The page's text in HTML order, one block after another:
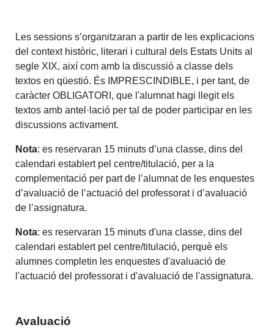
Les sessions s’organitzaran a partir de les explicacions
del context històric, literari i cultural dels Estats Units al
segle XIX, així com amb la discussió a classe dels
textos en qüestió. És IMPRESCINDIBLE, i per tant, de
caràcter OBLIGATORI, que l'alumnat hagi llegit els
textos amb antel·lació per tal de poder participar en les
discussions activament.
Nota: es reservaran 15 minuts d’una classe, dins del
calendari establert pel centre/titulació, per a la
complementació per part de l’alumnat de les enquestes
d’avaluació de l’actuació del professorat i d’avaluació
de l’assignatura.
Nota: es reservaran 15 minuts d'una classe, dins del
calendari establert pel centre/titulació, perquè els
alumnes completin les enquestes d'avaluació de
l'actuació del professorat i d'avaluació de l'assignatura.
Avaluació